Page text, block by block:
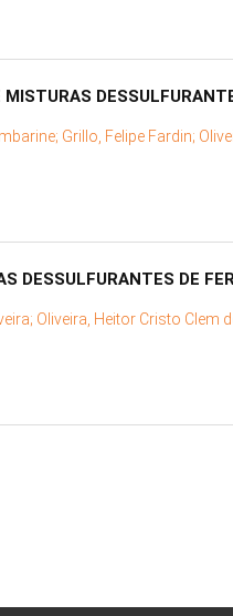
Grillo, Felipe Fardin;
DESSULFURANTES DE
Oliveira, Heitor Cristo Clem